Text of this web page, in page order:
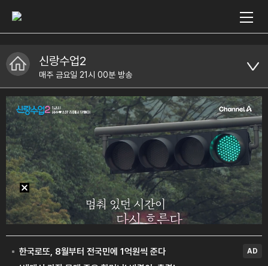
신랑수업2
매주 금요일 21시 00분 방송